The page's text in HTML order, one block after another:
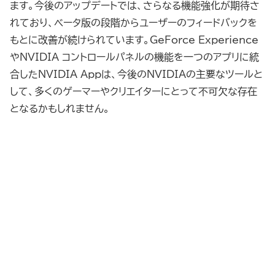
ます。今後のアップデートでは、さらなる機能強化が期待さ
れており、ベータ版の段階からユーザーのフィードバックを
もとに改善が続けられています。GeForce Experience
やNVIDIA コントロールパネルの機能を一つのアプリに統
合したNVIDIA Appは、今後のNVIDIAの主要なツールと
して、多くのゲーマーやクリエイターにとって不可欠な存在
となるかもしれません。